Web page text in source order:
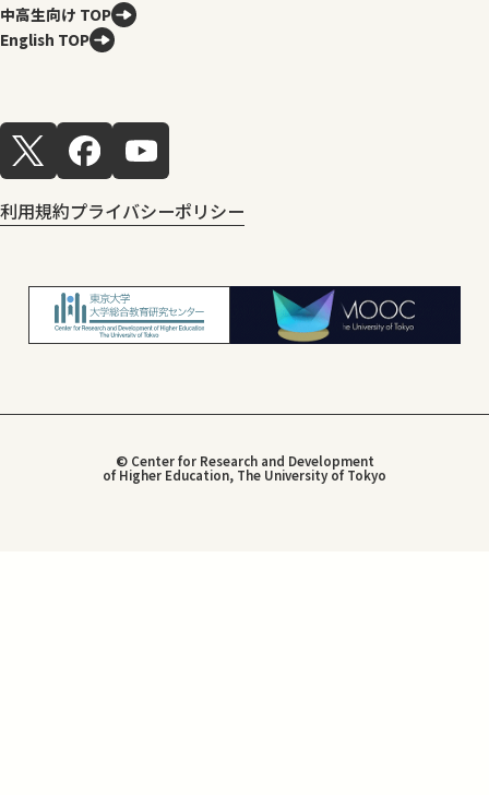
中高生向け TOP
English TOP
利用規約プライバシーポリシー
© Center for Research and Development
of Higher Education, The University of Tokyo